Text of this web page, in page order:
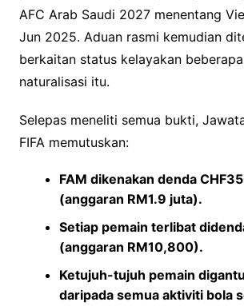
AFC Arab Saudi 2027 menentang
Jun 2025. Aduan rasmi kemudian
berkaitan status kelayakan
naturalisasi itu.
Selepas meneliti semua bukti,
FIFA memutuskan:
FAM dikenakan denda
(anggaran RM1.9 juta).
Setiap pemain terlibat
(anggaran RM10,800).
Ketujuh-tujuh pemain
daripada semua aktiviti bola